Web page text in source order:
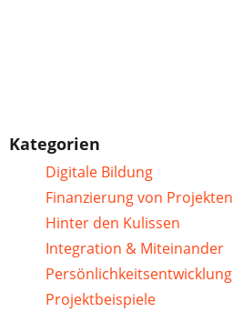
Kategorien
Digitale Bildung
Finanzierung von Projekten
Hinter den Kulissen
Integration & Miteinander
Persönlichkeitsentwicklung
Projektbeispiele